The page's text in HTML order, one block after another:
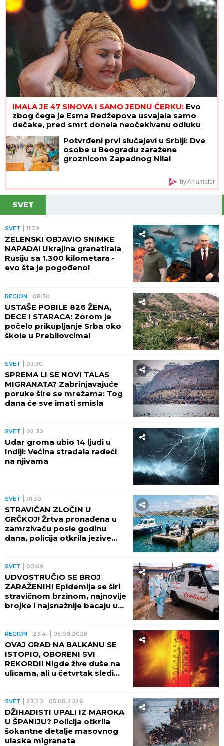
IMALA JE 47 SINOVA I SAMO JEDNU ĆERKU: Evo
zbog čega je Esma Redžepova usvajala samo
dečake, pred smrt donela neočekivanu odluku
Potvrđeni prvi slučajevi u Srbiji: Dve
osobe u Beogradu zaražene
groznicom Zapadnog Nila!
by Aklamator
SVET
SVET 11:39
ZELENSKI OBJAVIO SNIMKE
NAPADA! Ukrajina granatirala
Rusiju sa 1.300 kilometara -
evo šta je pogođeno!
REGION 08:30
USTAŠE POBILE 826 ŽENA,
DECE I STARACA: Zorom je
počelo prikupljanje Srba oko
škole u Prebilovcima!
SVET 03:30
SPREMA LI SE NOVI TALAS
MIGRANATA? Zabrinjavajuće
poruke šire se mrežama: Tog
dana će sve imati smisla
SVET 02:30
Udar groma ubio 14 ljudi u
Indiji: Većina stradala radeći
na njivama
SVET 01:30
STRAVIČAN ZLOČIN U
GRČKOJ! Žrtva pronađena u
zamrzivaču posle godinu
dana, policija otkrila jezive
SVET 00:09
UDVOSTRUČIO SE BROJ
ZARAŽENIH! Epidemija se širi
stravičnom brzinom, najnovije
brojke i najsnažnije bacaju u
REGION 23:41 05.08.2026
OVAJ GRAD NA BALKANU SE
ISTOPIO, OBORENI SVI
REKORDI! Nigde žive duše na
ulicama, ali u četvrtak sledi
SVET 23:20 05.08.2026
DŽIHADISTI UPALI IZ MAROKA
U ŠPANIJU? Policija otkrila
šokantne detalje masovnog
ulaska migranata